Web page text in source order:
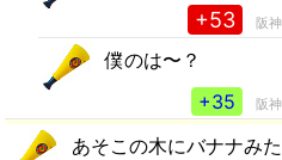
+53 阪神
僕のは〜？
+35
阪神
あそこの木にバナナみ